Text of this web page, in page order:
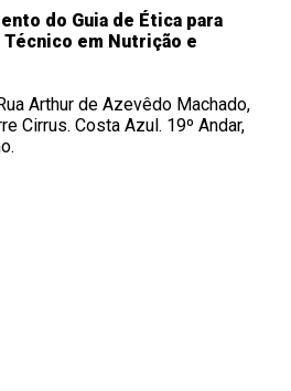
do Guia de Ética para
em Nutrição e
Arthur de Azevêdo Machado,
Cirrus. Costa Azul. 19º Andar,